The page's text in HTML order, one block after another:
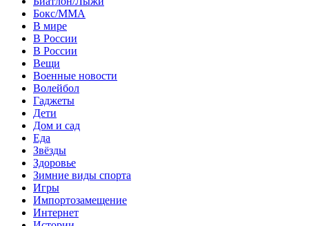
Бокс/MMA
В мире
В России
В России
Вещи
Военные новости
Волейбол
Гаджеты
Дети
Дом и сад
Еда
Звёзды
Здоровье
Зимние виды спорта
Игры
Импортозамещение
Интернет